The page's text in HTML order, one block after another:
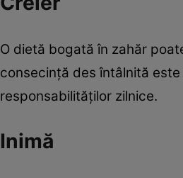
O dietă bogată în zahăr
consecinţă des întâlnită
responsabilităţilor zilnice.
Inimă